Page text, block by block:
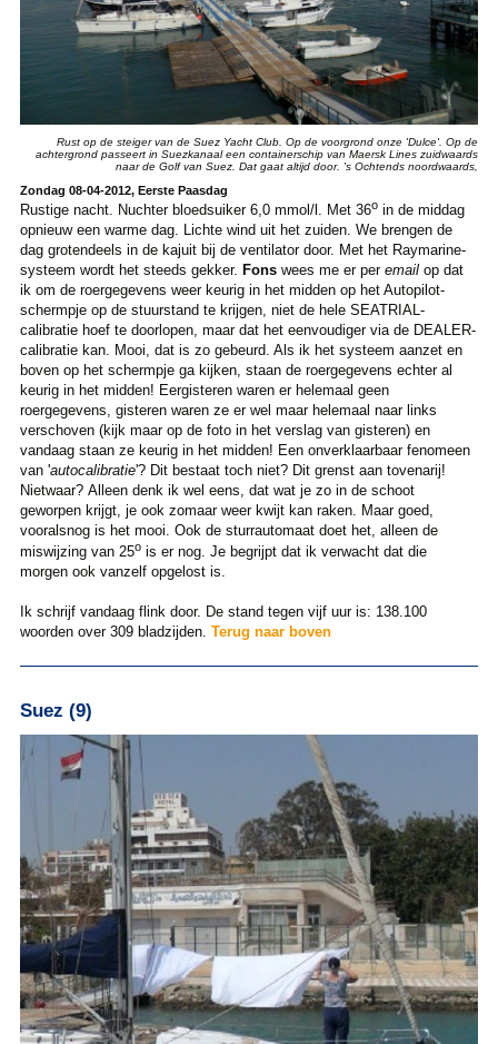
Rust op de steiger van de Suez Yacht Club. Op de voorgrond onze 'Dulce'. Op de
achtergrond passeert in Suezkanaal een containerschip van Maersk Lines zuidwaards
naar de Golf van Suez. Dat gaat altijd door. 's Ochtends noordwaards,
Zondag 08-04-2012, Eerste Paasdag
Rustige nacht. Nuchter bloedsuiker 6,0 mmol/l. Met 36oin de middag
opnieuw een warme dag. Lichte wind uit het zuiden. We brengen de
dag grotendeels in de kajuit bij de ventilator door. Met het Raymarine-
systeem wordt het steeds gekker. Fonswees me er per emailop dat
ik om de roergegevens weer keurig in het midden op het Autopilot-
schermpje op de stuurstand te krijgen, niet de hele SEATRIAL-
calibratie hoef te doorlopen, maar dat het eenvoudiger via de DEALER-
calibratie kan. Mooi, dat is zo gebeurd. Als ik het systeem aanzet en
boven op het schermpje ga kijken, staan de roergegevens echter al
keurig in het midden! Eergisteren waren er helemaal geen
roergegevens, gisteren waren ze er wel maar helemaal naar links
verschoven (kijk maar op de foto in het verslag van gisteren) en
vandaag staan ze keurig in het midden! Een onverklaarbaar fenomeen
van 'autocalibratie'? Dit bestaat toch niet? Dit grenst aan tovenarij!
Nietwaar? Alleen denk ik wel eens, dat wat je zo in de schoot
geworpen krijgt, je ook zomaar weer kwijt kan raken. Maar goed,
vooralsnog is het mooi. Ook de sturrautomaat doet het, alleen de
miswijzing van 25ois er nog. Je begrijpt dat ik verwacht dat die
morgen ook vanzelf opgelost is.
Ik schrijf vandaag flink door. De stand tegen vijf uur is: 138.100
woorden over 309 bladzijden. Terug naar boven
Suez (9)